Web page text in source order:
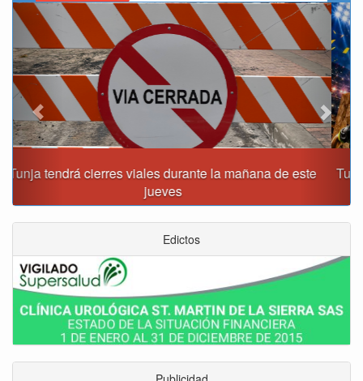
Tunja recibirá la Gran Copa de Fútbol Sala Prejuvenil los
días 22 y 29 de agosto
Previous Next
Edictos